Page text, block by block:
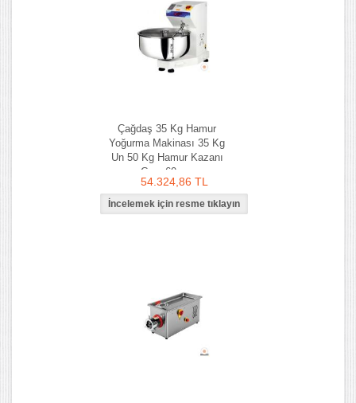
Çağdaş 35 Kg Hamur
Yoğurma Makinası 35 Kg
Un 50 Kg Hamur Kazanı
Çapı 60 cm
54.324,86 TL